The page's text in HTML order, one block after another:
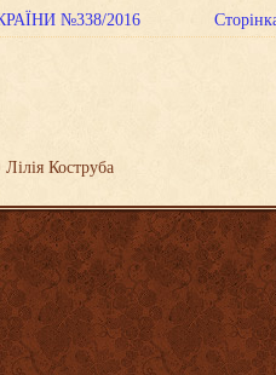
№338/2016
Лілія Коструба